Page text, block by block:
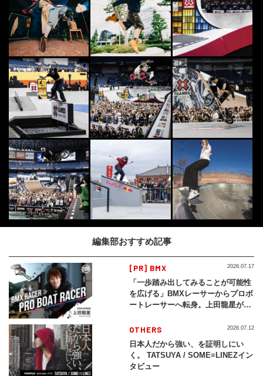
編集部おすすめ記事
[PR] BMX
「一歩踏み出してみることが可能性
を広げる」BMXレーサーからプロボ
ートレーサーへ転身。上田龍星が体
2026.07.17
OTHERS
日本人だから強い、を証明しにい
く。 TATSUYA / SOME≡LINEZイン
タビュー
2026.07.12